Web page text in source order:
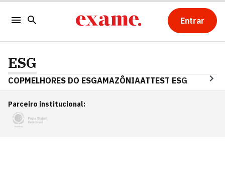
Entrar
ESG
COPMELHORES DO ESGAMAZÔNIAATTEST ESG
Parceiro institucional: